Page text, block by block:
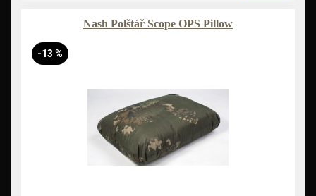
Nash Polštář Scope OPS Pillow
-13 %